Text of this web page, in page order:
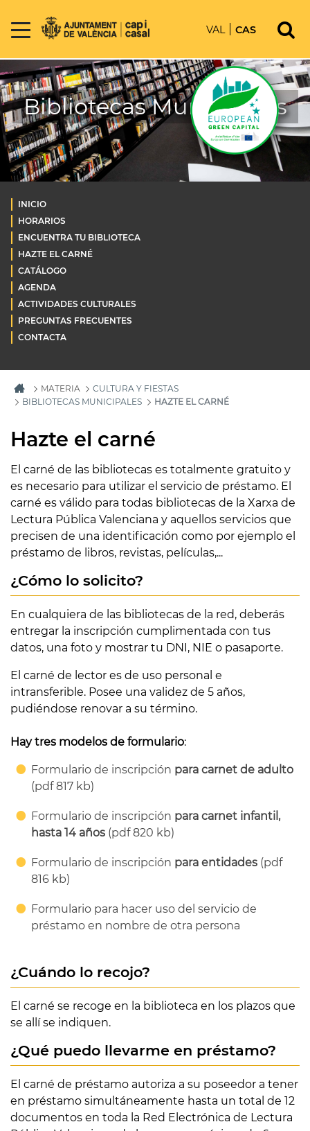
VAL CAS
Bibliotecas Municipales
INICIO
HORARIOS
ENCUENTRA TU BIBLIOTECA
HAZTE EL CARNÉ
CATÁLOGO
AGENDA
ACTIVIDADES CULTURALES
PREGUNTAS FRECUENTES
CONTACTA
MATERIA
CULTURA Y FIESTAS
BIBLIOTECAS MUNICIPALES
HAZTE EL CARNÉ
Hazte el carné
El carné de las bibliotecas es totalmente gratuito y
es necesario para utilizar el servicio de préstamo. El
carné es válido para todas bibliotecas de la Xarxa de
Lectura Pública Valenciana y aquellos servicios que
precisen de una identificación como por ejemplo el
préstamo de libros, revistas, películas,...
¿Cómo lo solicito?
En cualquiera de las bibliotecas de la red, deberás
entregar la inscripción cumplimentada con tus
datos, una foto y mostrar tu DNI, NIE o pasaporte.
El carné de lector es de uso personal e
intransferible. Posee una validez de 5 años,
pudiéndose renovar a su término.
Hay tres modelos de formulario:
Formulario de inscripción para carnet de adulto
(pdf 817 kb)
Formulario de inscripción para carnet infantil,
hasta 14 años (pdf 820 kb)
Formulario de inscripción para entidades (pdf
816 kb)
Formulario para hacer uso del servicio de
préstamo en nombre de otra persona
¿Cuándo lo recojo?
El carné se recoge en la biblioteca en los plazos que
se allí se indiquen.
¿Qué puedo llevarme en préstamo?
El carné de préstamo autoriza a su poseedor a tener
en préstamo simultáneamente hasta un total de 12
documentos en toda la Red Electrónica de Lectura